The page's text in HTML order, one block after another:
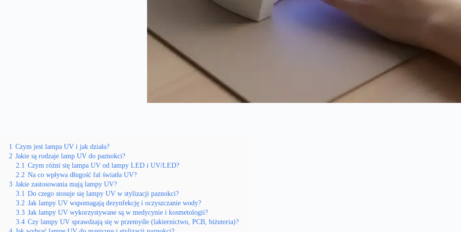
1 Czym jest lampa UV i jak działa?
2 Jakie są rodzaje lamp UV do paznokci?
2.1 Czym różni się lampa UV od lampy LED i UV/LED?
2.2 Na co wpływa długość fal światła UV?
3 Jakie zastosowania mają lampy UV?
3.1 Do czego stosuje się lampy UV w stylizacji paznokci?
3.2 Jak lampy UV wspomagają dezynfekcję i oczyszczanie wody?
3.3 Jak lampy UV wykorzystywane są w medycynie i kosmetologii?
3.4 Czy lampy UV sprawdzają się w przemyśle (lakiernictwo, PCB, biżuteria)?